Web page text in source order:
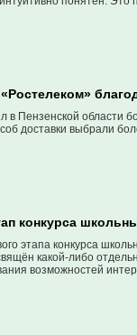
в Пензенской области
доставки выбрали
конкурса
этапа конкурса
какой-либо
возможностей